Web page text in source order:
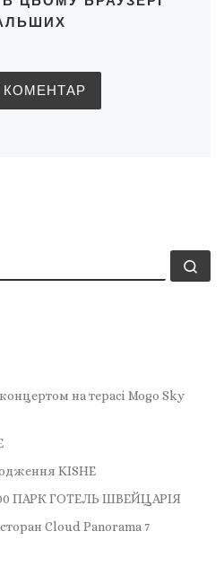
на терасі Mogo Sky
KISHE
ПАРК ГОТЕЛЬ ШВЕЙЦАРІЯ
Cloud Panorama 7